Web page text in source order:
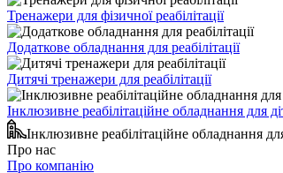
Тренажери для фізичної реабілітації
Додаткове обладнання для реабілітації
Дитячі тренажери для реабілітації
Інклюзивне реабілітаційне обладнання для
Інклюзивне реабілітаційне обладнання
Про нас
Про компанію